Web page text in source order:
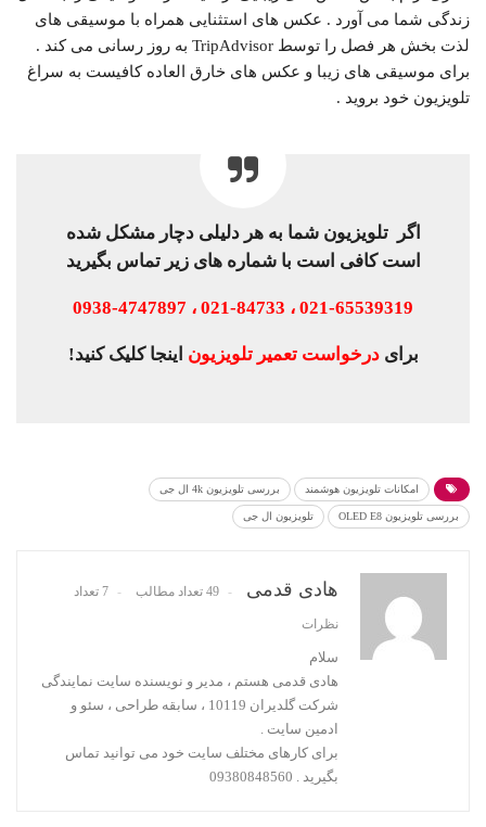
زندگی شما می آورد . عکس های استثنایی همراه با موسیقی های
لذت بخش هر فصل را توسط TripAdvisor به روز رسانی می کند .
برای موسیقی های زیبا و عکس های خارق العاده کافیست به سراغ
تلویزیون خود بروید .
اگر تلویزیون شما به هر دلیلی دچار مشکل شده
است کافی است با شماره های زیر تماس بگیرید
021-65539319 ، 021-84733 ، 0938-4747897
برایدرخواست تعمیر تلویزیون اینجا کلیک کنید!
امکانات تلویزیون هوشمند بررسی تلویزیون 4k ال جی
بررسی تلویزیون OLED E8 تلویزیون ال جی
هادی قدمی 49 تعداد مطالب 7 تعداد
نظرات
سلام
هادی قدمی هستم ، مدیر و نویسنده سایت نمایندگی
شرکت گلدیران 10119 ، سابقه طراحی ، سئو و
ادمین سایت .
برای کارهای مختلف سایت خود می توانید تماس
بگیرید . 09380848560